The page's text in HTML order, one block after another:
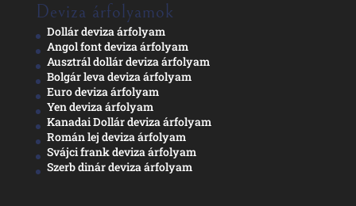
Deviza árfolyamok
Dollár deviza árfolyam
Angol font deviza árfolyam
Ausztrál dollár deviza árfolyam
Bolgár leva deviza árfolyam
Euro deviza árfolyam
Yen deviza árfolyam
Kanadai Dollár deviza árfolyam
Román lej deviza árfolyam
Svájci frank deviza árfolyam
Szerb dinár deviza árfolyam